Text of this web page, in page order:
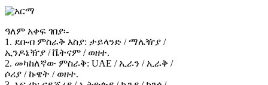
ዓለም አቀፍ ገበያ፡-
1. ደቡብ ምስራቅ እስያ: ታይላንድ / ማሌዥያ /
ኢንዶኔዥያ / ቬትናም / ወዘተ.
2. መካከለኛው ምስራቅ: UAE / ኢራን / ኢራቅ /
ሶሪያ / ኩዌት / ወዘተ.